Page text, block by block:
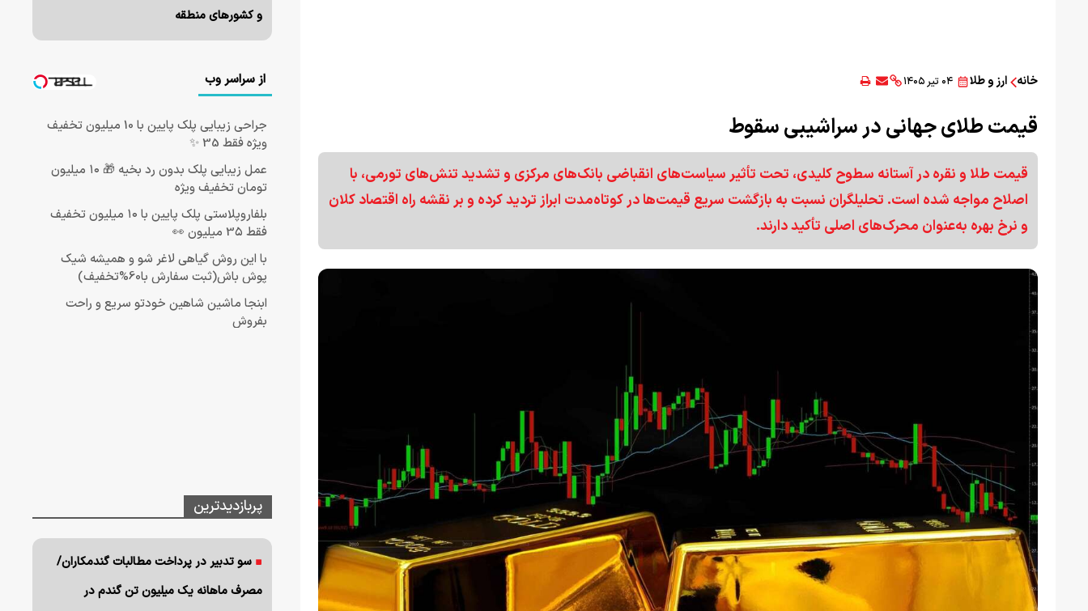
خانه ارز و طلا ۰۴ تیر ۱۴۰۵
قیمت طلای جهانی در سراشیبی سقوط
قیمت طلا و نقره در آستانه سطوح کلیدی، تحت تأثیر سیاست‌های انقباضی بانک‌های مرکزی و تشدید تنش‌های تورمی، با
اصلاح مواجه شده است. تحلیلگران نسبت به بازگشت سریع قیمت‌ها در کوتاه‌مدت ابراز تردید کرده و بر نقشه راه اقتصاد کلان
و نرخ بهره به‌عنوان محرک‌های اصلی تأکید دارند.
و کشورهای منطقه
از سراسر وب
جراحی زیبایی پلک پایین با 10 میلیون تخفیف
ویژه فقط 35 ✨
عمل زیبایی پلک بدون رد بخیه 🎁 ۱۰ میلیون
تومان تخفیف ویژه
بلفاروپلاستی پلک پایین با ۱۰ میلیون تخفیف
فقط 3۵ میلیون 👀
با این روش گیاهی لاغر شو و همیشه شیک
پوش باش(ثبت سفارش با60%تخفیف)
ابنجا ماشین شاهین خودتو سریع و راحت
بفروش
پربازدیدترین
سو تدبیر در پرداخت مطالبات گندمکاران/
مصرف ماهانه یک میلیون تن گندم در